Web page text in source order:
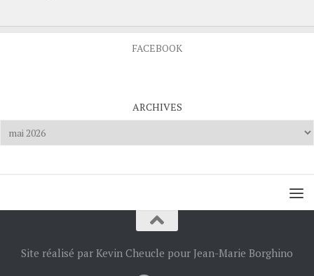
FACEBOOK
ARCHIVES
Archives
Site réalisé par Kevin Cheucle pour Jean-Marie Borghino